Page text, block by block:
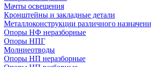
Мачты освещения
Кронштейны и закладные детали
Металлоконструкции различного
Опоры НФ неразборные
Опоры НПГ
Молниеотводы
Опоры НП неразборные